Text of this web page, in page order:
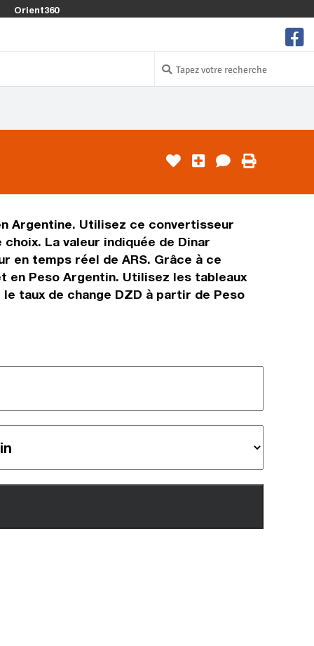
Orient360
Argentine. Utilisez ce convertisseur
La valeur indiquée de Dinar
en temps réel de ARS. Grâce à ce
en Peso Argentin. Utilisez les tableaux
taux de change DZD à partir de Peso